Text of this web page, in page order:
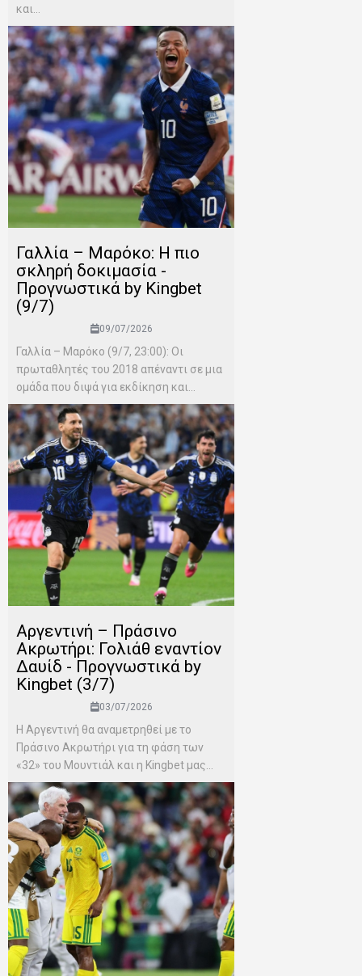
και...
Γαλλία – Μαρόκο: Η πιο
σκληρή δοκιμασία -
Προγνωστικά by Kingbet
(9/7)
09/07/2026
Γαλλία – Μαρόκο (9/7, 23:00): Οι
πρωταθλητές του 2018 απέναντι σε μια
ομάδα που διψά για εκδίκηση και...
Αργεντινή – Πράσινο
Ακρωτήρι: Γολιάθ εναντίον
Δαυίδ - Προγνωστικά by
Kingbet (3/7)
03/07/2026
Η Αργεντινή θα αναμετρηθεί με το
Πράσινο Ακρωτήρι για τη φάση των
«32» του Μουντιάλ και η Kingbet μας...